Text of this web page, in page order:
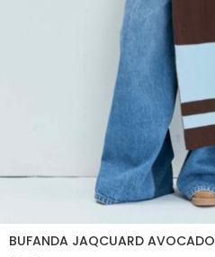
BUFANDA JAQCUARD AVOCADO